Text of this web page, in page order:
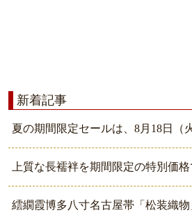
新着記事
夏の期間限定セールは、8月18日（
上質な長襦袢を期間限定の特別価格
繧繝霞博多八寸名古屋帯「松装織